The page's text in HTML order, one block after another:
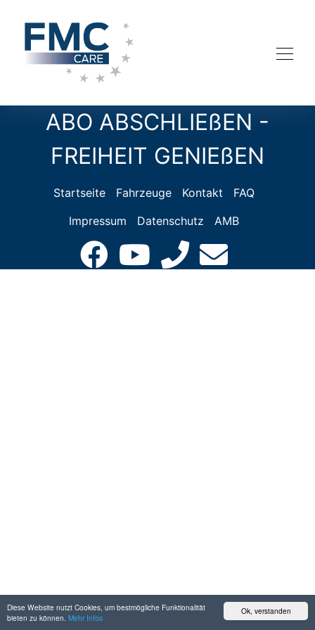
Ok, verstanden
Diese Website nutzt Cookies, um bestmögliche Funktionalität
bieten zu können. Mehr Infos
ABO ABSCHLIEßEN -
FREIHEIT GENIEßEN
Startseite Fahrzeuge Kontakt
FAQ
Impressum
Datenschutz AMB